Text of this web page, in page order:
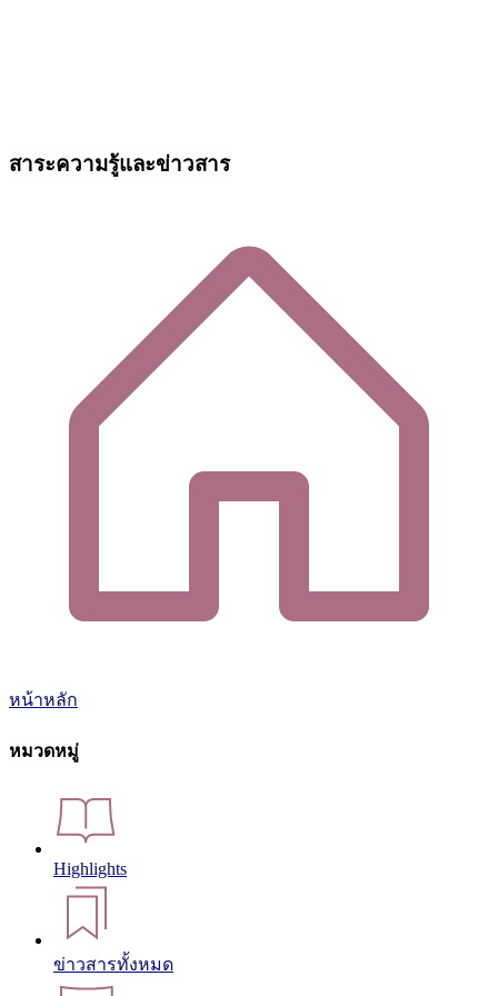
สาระความรู้และข่าวสาร
หน้าหลัก
หมวดหมู่
Highlights
ข่าวสารทั้งหมด